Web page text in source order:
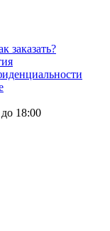
заказать?
18:00